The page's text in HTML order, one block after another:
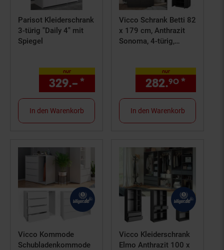
Parisot Kleiderschrank
3-türig "Daily 4" mit
Spiegel
nur
329.–* nur 329,–€ Sternchen
In den Warenkorb
Vicco Schrank Betti 82
x 179 cm, Anthrazit
Sonoma, 4-türig,
nur
282.90 *
In den Warenkorb
Vicco Kommode
Schubladenkommode
Vicco Kleiderschrank
Elmo Anthrazit 100 x